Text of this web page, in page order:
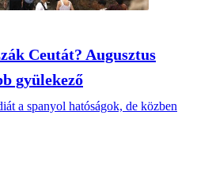
Ceutát? Augusztus
gyülekező
a spanyol hatóságok, de közben